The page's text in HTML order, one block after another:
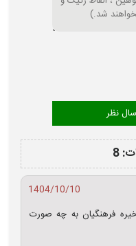
8
1404/10/10
فرهنگیان به چه صورت